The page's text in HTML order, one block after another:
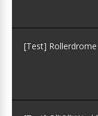
[Test] Rollerdrome